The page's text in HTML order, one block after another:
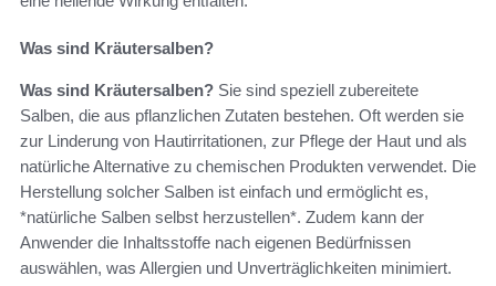
Was sind Kräutersalben?
Was sind Kräutersalben? Sie sind speziell zubereitete
Salben, die aus pflanzlichen Zutaten bestehen. Oft werden sie
zur Linderung von Hautirritationen, zur Pflege der Haut und als
natürliche Alternative zu chemischen Produkten verwendet. Die
Herstellung solcher Salben ist einfach und ermöglicht es,
*natürliche Salben selbst herzustellen*. Zudem kann der
Anwender die Inhaltsstoffe nach eigenen Bedürfnissen
auswählen, was Allergien und Unverträglichkeiten minimiert.